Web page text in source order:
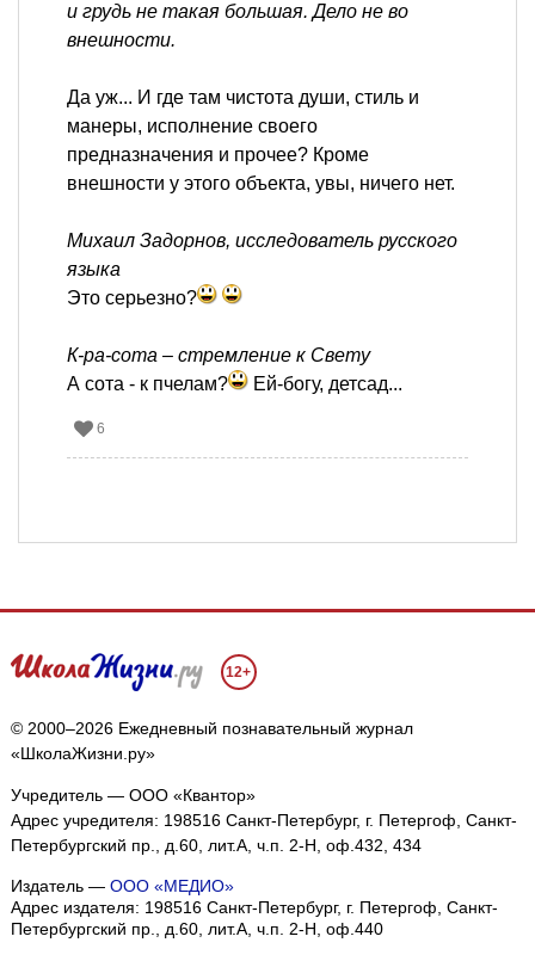
и грудь не такая большая. Дело не во
внешности.
Да уж... И где там чистота души, стиль и
манеры, исполнение своего
предназначения и прочее? Кроме
внешности у этого объекта, увы, ничего нет.
Михаил Задорнов, исследователь русского
языка
Это серьезно?
К-ра-сота – стремление к Свету
А сота - к пчелам?
Ей-богу, детсад...
6
12+
© 2000–2026 Ежедневный познавательный журнал
«ШколаЖизни.ру»
Учредитель — ООО «Квантор»
Адрес учредителя: 198516 Санкт-Петербург, г. Петергоф, Санкт-
Петербургский пр., д.60, лит.А, ч.п. 2-Н, оф.432, 434
Издатель — ООО «МЕДИО»
Адрес издателя: 198516 Санкт-Петербург, г. Петергоф, Санкт-
Петербургский пр., д.60, лит.А, ч.п. 2-Н, оф.440